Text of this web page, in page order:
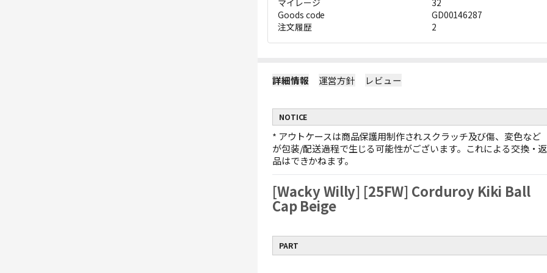
マイレージ
32
Goods code
GD00146287
注文履歴
2
詳細情報 運営方針 レビュー
NOTICE
* アウトケースは商品保護用制作されスクラッチ及び傷、変色など
が包装/配送過程で生じる可能性がございます。これによる交換・返
品はできかねます。
[Wacky Willy] [25FW] Corduroy Kiki Ball
Cap Beige
PART